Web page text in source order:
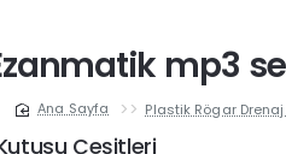
mp3
Plastik Rögar
Çeşitleri